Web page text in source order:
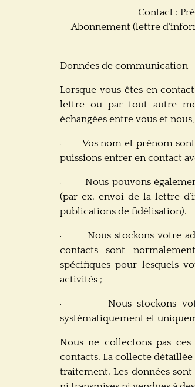
Contact :
Abonnement (lettre
Données de communication
Lorsque vous êtes en
lettre ou par tout autre
échangées entre vous et
· Vos nom et prénom
puissions entrer en contact
·Nous pouvons
(par ex. envoi de la lettre
publications de fidélisation).
·Nous stockons votre
contacts sont
spécifiques pour lesquels
activités ;
· Nous stockons
systématiquement et
Nous ne collectons pas
contacts. La collecte
traitement. Les données